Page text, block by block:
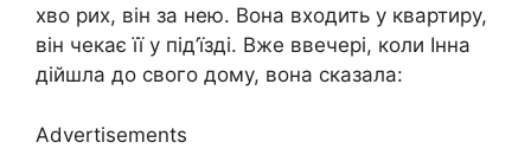
хво рих, він за нею. Вона входить у квартиру,
він чекає її у під’їзді. Вже ввечері, коли Інна
дійшла до свого дому, вона сказала:
Advertisements